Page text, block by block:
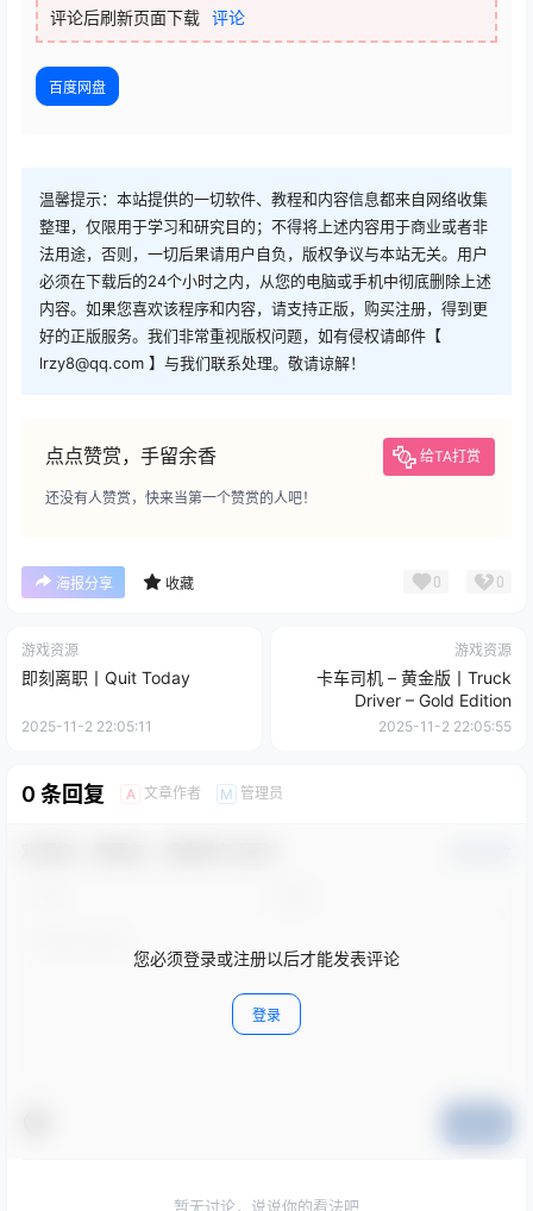
评论后刷新页面下载 评论
百度网盘
温馨提示：本站提供的一切软件、教程和内容信息都来自网络收集
整理，仅限用于学习和研究目的；不得将上述内容用于商业或者非
法用途，否则，一切后果请用户自负，版权争议与本站无关。用户
必须在下载后的24个小时之内，从您的电脑或手机中彻底删除上述
内容。如果您喜欢该程序和内容，请支持正版，购买注册，得到更
好的正版服务。我们非常重视版权问题，如有侵权请邮件【
lrzy8@qq.com 】与我们联系处理。敬请谅解！
点点赞赏，手留余香 给TA打赏
还没有人赞赏，快来当第一个赞赏的人吧！
海报分享 收藏 0 0
游戏资源
即刻离职丨Quit Today
2025-11-2 22:05:11
游戏资源
卡车司机 – 黄金版丨Truck
Driver – Gold Edition
2025-11-2 22:05:55
0 条回复 A 文章作者 M 管理员
您必须登录或注册以后才能发表评论
登录
暂无讨论，说说你的看法吧